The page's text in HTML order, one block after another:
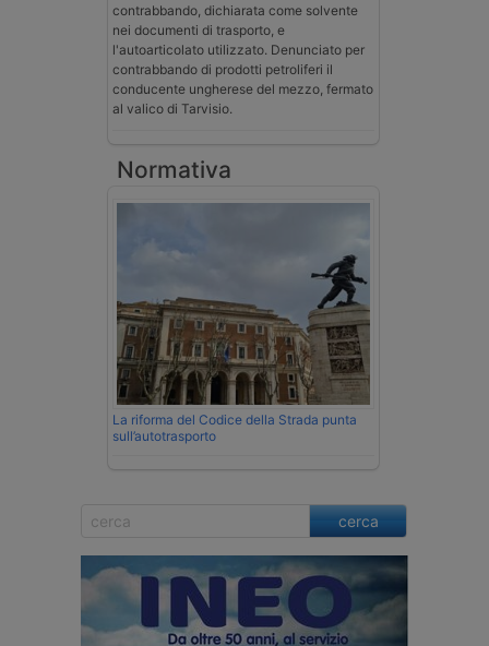
contrabbando, dichiarata come solvente
nei documenti di trasporto, e
l'autoarticolato utilizzato. Denunciato per
contrabbando di prodotti petroliferi il
conducente ungherese del mezzo, fermato
al valico di Tarvisio.
Normativa
La riforma del Codice della Strada punta
sull’autotrasporto
cerca